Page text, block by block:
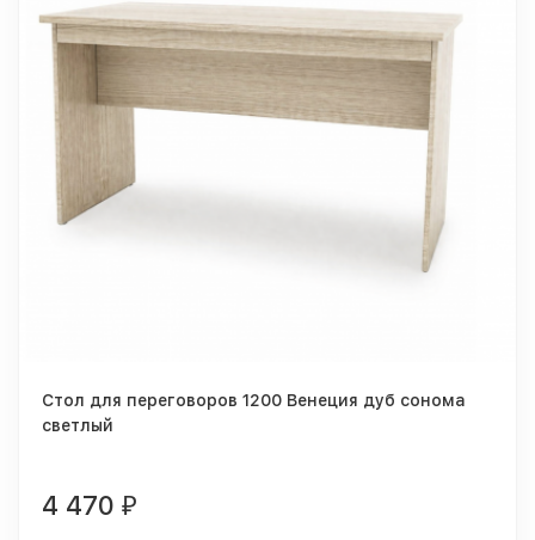
Стол для переговоров 1200 Венеция дуб сонома
светлый
4 470 ₽